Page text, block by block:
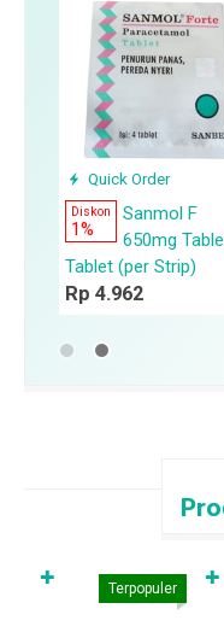
Quick Order
Diskon
1%
Sanmol F
650mg
Tablet (per Strip)
Rp 4.962
Terpopuler
✚ ✚